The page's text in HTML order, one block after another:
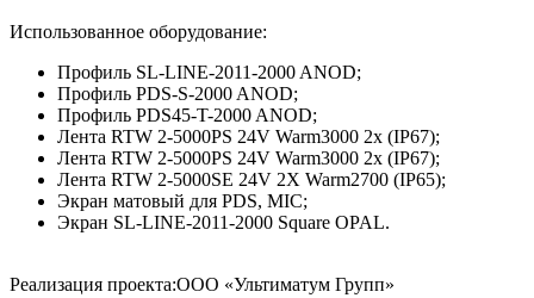
Использованное оборудование:
Профиль SL-LINE-2011-2000 ANOD;
Профиль PDS-S-2000 ANOD;
Профиль PDS45-T-2000 ANOD;
Лента RTW 2-5000PS 24V Warm3000 2x (IP67);
Лента RTW 2-5000PS 24V Warm3000 2x (IP67);
Лента RTW 2-5000SE 24V 2X Warm2700 (IP65);
Экран матовый для PDS, MIC;
Экран SL-LINE-2011-2000 Square OPAL.
Реализация проекта:ООО «Ультиматум Групп»